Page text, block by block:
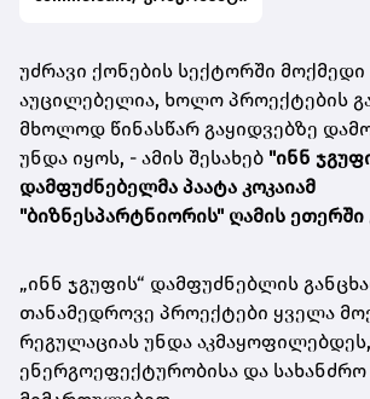
უძრავი ქონების სექტორში
აუცილებელია, ხოლო პროექტების
მხოლოდ წინასწარ გაყიდვებზე
უნდა იყოს, - ამის შესახებ "ინნ
დამფუძნებელმა პაატა კოკაიამ
"ბიზნესპარტნიორის" ღამის ეთერში
„ინნ ჯგუფის“ დამფუძნებლის
თანამედროვე პროექტები ყველა
რეგულაციას უნდა
ენერგოეფექტურობისა და